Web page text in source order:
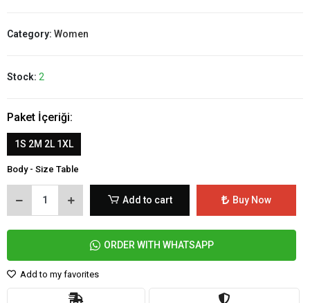
Category: Women
Stock: 2
Paket İçeriği:
1S 2M 2L 1XL
Body - Size Table
Add to cart Buy Now
ORDER WITH WHATSAPP
Add to my favorites